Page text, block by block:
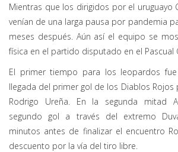
Mientras que los dirigidos por el uruguayo
venían de una larga pausa por pandemia
meses después. Aún así el equipo se
física en el partido disputado en el Pascual
El primer tiempo para los leopardos
llegada del primer gol de los Diablos
Rodrigo Ureña. En la segunda mitad
segundo gol a través del extremo
minutos antes de finalizar el encuentro
descuento por la vía del tiro libre.